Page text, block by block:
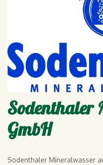
Sodenthaler
GmbH
Sodenthaler Mineralwasser